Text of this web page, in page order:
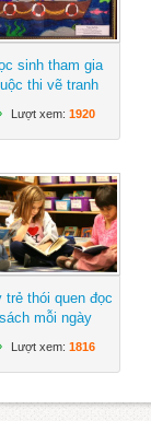
sinh tham gia
thi vẽ tranh
Lượt xem: 1920
trẻ thói quen đọc
sách mỗi ngày
Lượt xem: 1816